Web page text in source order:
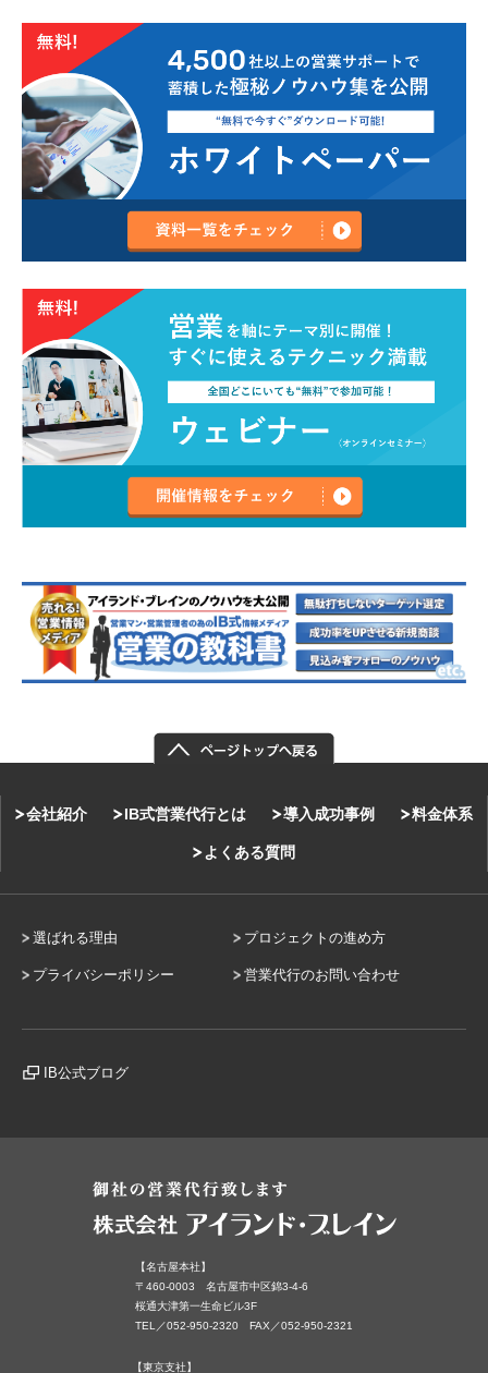
会社紹介 IB式営業代行とは 導入成功事例 料金体系
よくある質問
選ばれる理由 プロジェクトの進め方
プライバシーポリシー 営業代行のお問い合わせ
IB公式ブログ
【名古屋本社】
〒460-0003 名古屋市中区錦3-4-6
桜通大津第一生命ビル3F
TEL／052-950-2320 FAX／052-950-2321
【東京支社】